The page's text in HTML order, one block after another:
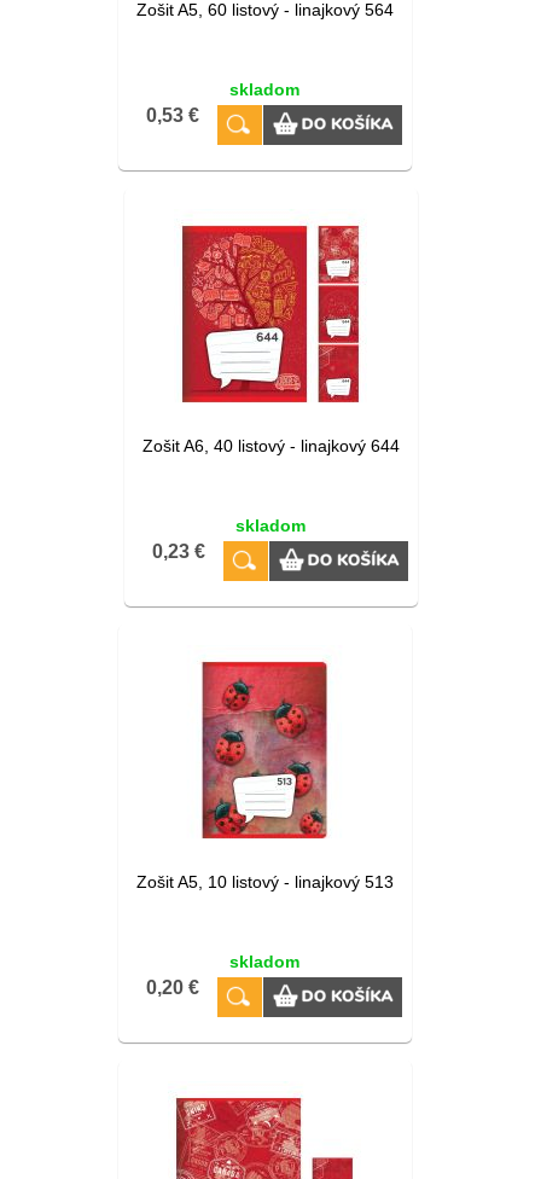
Zošit A5, 60 listový - linajkový 564
skladom
0,53 €
Zošit A6, 40 listový - linajkový 644
skladom
0,23 €
Zošit A5, 10 listový - linajkový 513
skladom
0,20 €